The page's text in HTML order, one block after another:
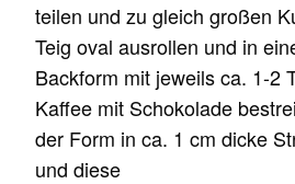
teilen und zu gleich großen
Teig oval ausrollen und in
Backform mit jeweils ca. 1-2
Kaffee mit Schokolade
der Form in ca. 1 cm dicke
und diese